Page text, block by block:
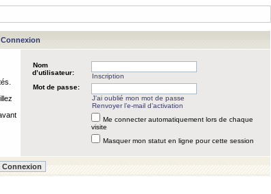
Connexion
Nom
d’utilisateur:
Inscription
Mot de passe:
J’ai oublié mon mot de passe
Renvoyer l’e-mail d’activation
Me connecter automatiquement lors de chaque
visite
Masquer mon statut en ligne pour cette session